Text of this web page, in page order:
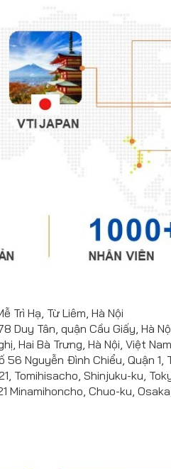
Trì Hạ, Từ Liêm, Hà Nội
Duy Tân, quận Cầu Giấy, Hà
Hai Bà Trưng, Hà Nội, Việt Nam
56 Nguyễn Đình Chiểu, Quận 1,
Tomihisacho, Shinjuku-ku,
Minamihoncho, Chuo-ku,